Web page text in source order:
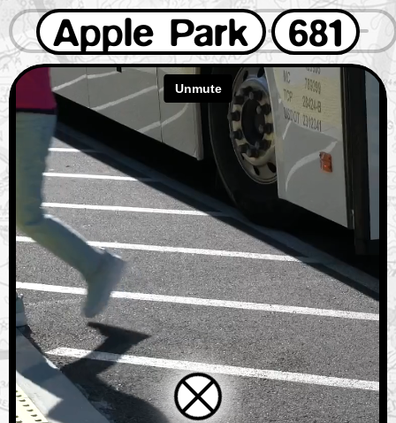
1 2
3
4
5
6
7
8
9
0
Apple Park 681